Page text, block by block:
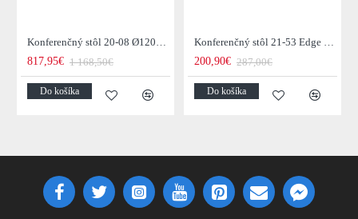
Konferenčný stôl 20-08 Ø120cm Daytona Drevo Orech-Saja
817,95€ 1 168,50€
Do košíka
Konferenčný stôl 21-53 Edge 50x50cm 4-set Drevo Acacia
200,90€ 287,00€
Do košíka